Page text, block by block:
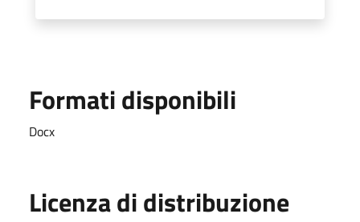
Formati disponibili
Docx
Licenza di distribuzione